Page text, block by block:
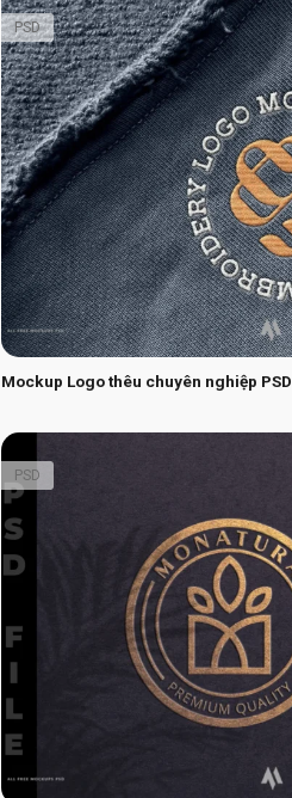
Mockup Logo thêu chuyên nghiệp PSD
PSD
PSD